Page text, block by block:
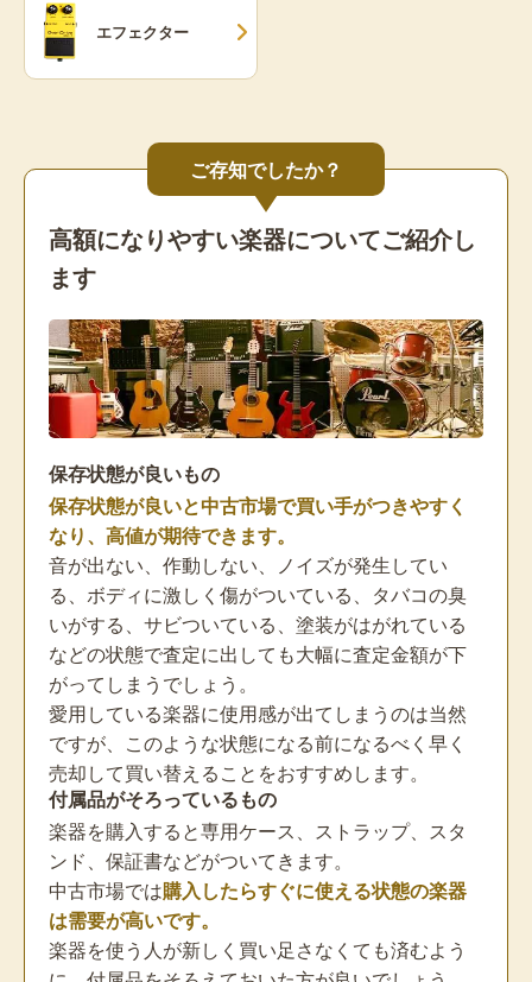
エフェクター
ご存知でしたか？
高額になりやすい楽器についてご紹介し
ます
保存状態が良いもの
保存状態が良いと中古市場で買い手がつきやすく
なり、高値が期待できます。
音が出ない、作動しない、ノイズが発生してい
る、ボディに激しく傷がついている、タバコの臭
いがする、サビついている、塗装がはがれている
などの状態で査定に出しても大幅に査定金額が下
がってしまうでしょう。
愛用している楽器に使用感が出てしまうのは当然
ですが、このような状態になる前になるべく早く
売却して買い替えることをおすすめします。
付属品がそろっているもの
楽器を購入すると専用ケース、ストラップ、スタ
ンド、保証書などがついてきます。
中古市場では購入したらすぐに使える状態の楽器
は需要が高いです。
楽器を使う人が新しく買い足さなくても済むよう